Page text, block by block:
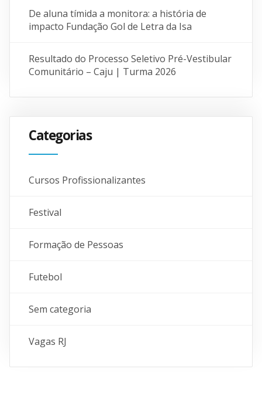
De aluna tímida a monitora: a história de
impacto Fundação Gol de Letra da Isa
Resultado do Processo Seletivo Pré-Vestibular
Comunitário – Caju | Turma 2026
Categorias
Cursos Profissionalizantes
Festival
Formação de Pessoas
Futebol
Sem categoria
Vagas RJ